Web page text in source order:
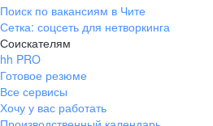
Поиск по вакансиям в Чите
Сетка: соцсеть для нетворкинга
Соискателям
hh PRO
Готовое резюме
Все сервисы
Хочу у вас работать